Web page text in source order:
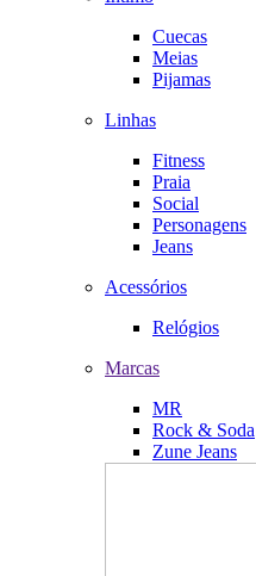
Cuecas
Meias
Pijamas
Linhas
Fitness
Praia
Social
Personagens
Jeans
Acessórios
Relógios
Marcas
MR
Rock & Soda
Zune Jeans